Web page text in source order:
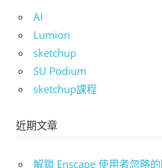
AI
Lumion
sketchup
SU Podium
sketchup課程
近期文章
解鎖 Enscape 使用者忽略